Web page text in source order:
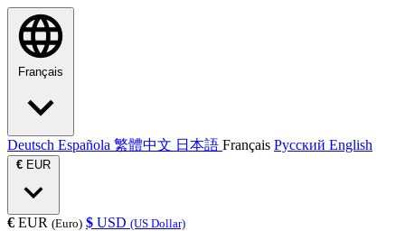
Français
Deutsch Española 繁體中文 日本語 Français Русский English
€ EUR
€ EUR (Euro) $ USD (US Dollar)